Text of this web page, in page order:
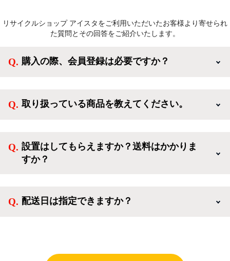
リサイクルショップ アイスタをご利用いただいたお客様より寄せられ
た質問とその回答をご紹介いたします。
購入の際、会員登録は必要ですか？
方、登録しなくてもカートに商品を入れた後、ログイ
取り扱っている商品を教えてください。
活を応援するような家電セットから、季節・空調家
電、調理家電、生活家電まで、幅広く中古家電を取り
設置はしてもらえますか？送料はかかりま
すか？
神奈川・千葉)において自社配送を選択いただくこと
配送日は指定できますか？
話にて日時決定に関するご連絡をさせて頂きます。